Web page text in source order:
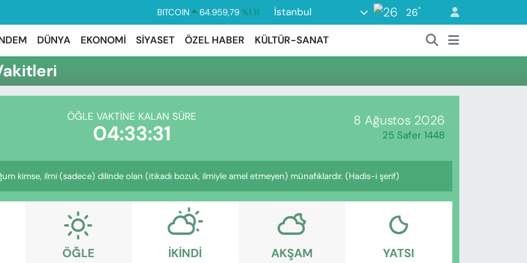
BITCOIN 64.959,79 %1.11
DOLAR
47,7436 %0.18
EURO
55,2510 %0.32
GRAM ALTIN
6660.55 %0.03
BİST100
İstanbul 26°
DÜNYA EKONOMİ SİYASET ÖZEL HABER KÜLTÜR-SANAT
ÖĞLE VAKTINE KALAN SÜRE
04:33:30 8 Ağustos 2026
25 Safer 1448
kimse, ilmi (sadece) dilinde olan (itikadı bozuk, ilmiyle amel etmeyen) münafıklardır. (Hadis-i şerif)
ÖĞLE İKINDI AKŞAM YATSI